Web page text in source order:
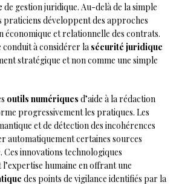
de gestion juridique. Au-delà de la simple
développent des approches
économique et relationnelle des contrats.
conduit à considérer la sécurité juridique
stratégique et non comme une simple
outils numériques d’aide à la rédaction
progressivement les pratiques. Les
et de détection des incohérences
automatiquement certaines sources
innovations technologiques
humaine en offrant une
des points de vigilance identifiés par la